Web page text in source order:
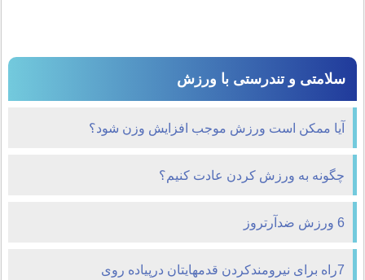
سلامتی و تندرستی با ورزش
آيا ممكن است ورزش موجب افزايش وزن شود؟
چگونه به ورزش کردن عادت کنيم؟
6 ورزش ضدآرتروز
7راه برای نیرومندکردن قدمهایتان درپیاده روی